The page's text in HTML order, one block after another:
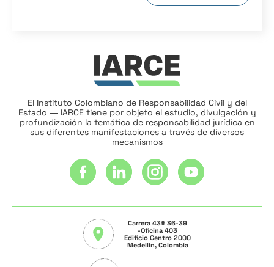
El Instituto Colombiano de Responsabilidad Civil y del
Estado ― IARCE tiene por objeto el estudio, divulgación y
profundización la temática de responsabilidad jurídica en
sus diferentes manifestaciones a través de diversos
mecanismos
Carrera 43# 36-39
-Oficina 403
Edificio Centro 2000
Medellín, Colombia